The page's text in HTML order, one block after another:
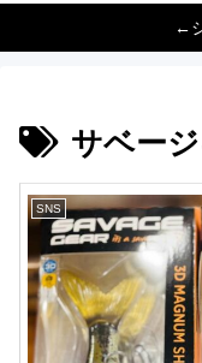
←
サベー
SNS